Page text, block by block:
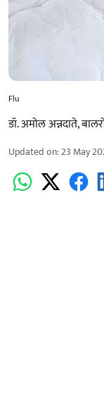
Flu
डॉ. अमोल अन्नदाते,
Updated on:23 May